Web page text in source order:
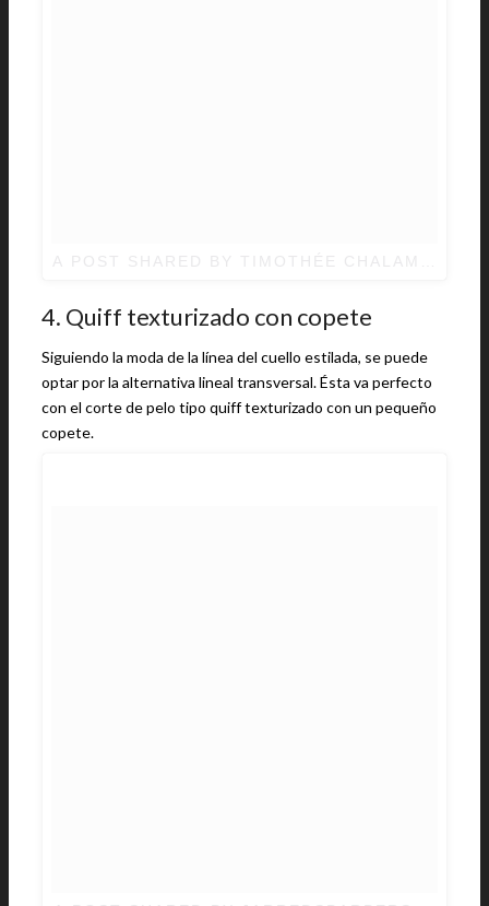
4. Quiff texturizado con copete
Siguiendo la moda de la línea del cuello estilada, se puede
optar por la alternativa lineal transversal. Ésta va perfecto
con el corte de pelo tipo quiff texturizado con un pequeño
copete.